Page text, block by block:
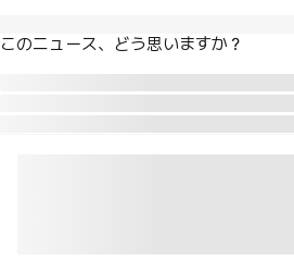
このニュース、どう思いますか？